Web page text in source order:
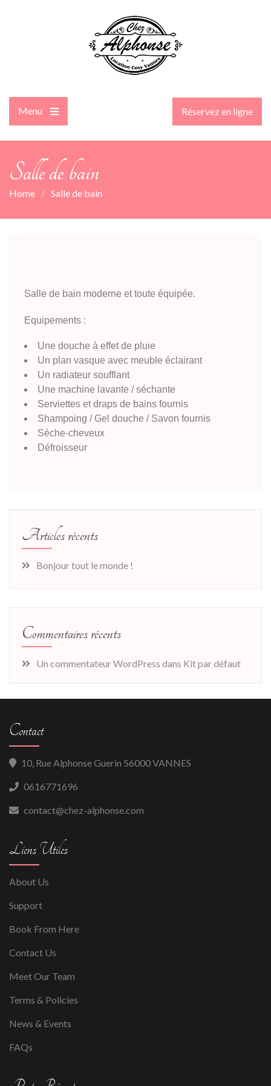
Menu Réservez en ligne
Salle de bain
Home Salle de bain
Salle de bain moderne et toute équipée.
Equipements :
Une douche à effet de pluie
Un plan vasque avec meuble éclairant
Un radiateur soufflant
Une machine lavante / séchante
Serviettes et draps de bains fournis
Shampoing / Gel douche / Savon fournis
Sèche-cheveux
Défroisseur
Articles récents
Bonjour tout le monde !
Commentaires récents
Un commentateur WordPress dans Kit par défaut
Contact
10, Rue Alphonse Guerin 56000 VANNES
0616771696
contact@chez-alphonse.com
Liens Utiles
About Us
Support
Book From Here
Contact Us
Meet Our Team
Terms & Policies
News & Events
FAQs